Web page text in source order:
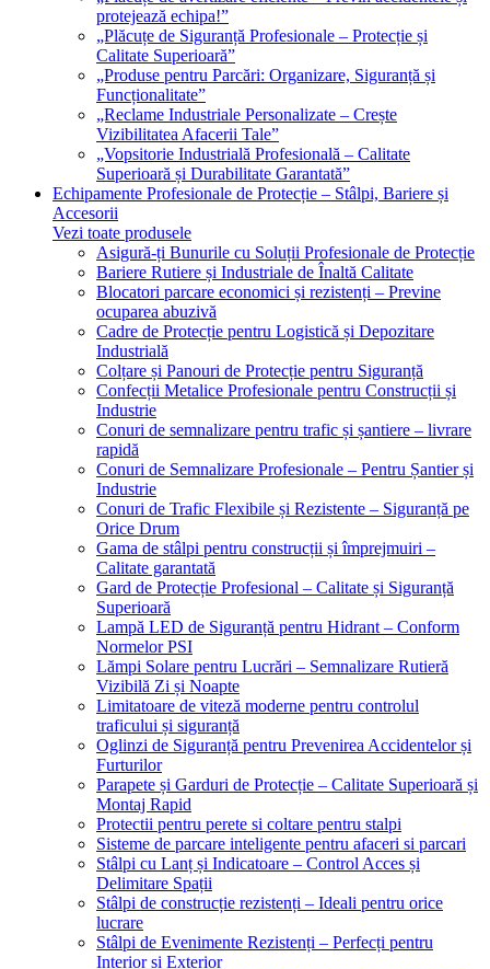
protejează echipa!”
„Plăcuțe de Siguranță Profesionale – Protecție și
Calitate Superioară”
„Produse pentru Parcări: Organizare, Siguranță și
Funcționalitate”
„Reclame Industriale Personalizate – Crește
Vizibilitatea Afacerii Tale”
„Vopsitorie Industrială Profesională – Calitate
Superioară și Durabilitate Garantată”
Echipamente Profesionale de Protecție – Stâlpi, Bariere și
Accesorii
Vezi toate produsele
Asigură-ți Bunurile cu Soluții Profesionale de Protecție
Bariere Rutiere și Industriale de Înaltă Calitate
Blocatori parcare economici și rezistenți – Previne
ocuparea abuzivă
Cadre de Protecție pentru Logistică și Depozitare
Industrială
Colțare și Panouri de Protecție pentru Siguranță
Confecții Metalice Profesionale pentru Construcții și
Industrie
Conuri de semnalizare pentru trafic și șantiere – livrare
rapidă
Conuri de Semnalizare Profesionale – Pentru Șantier și
Industrie
Conuri de Trafic Flexibile și Rezistente – Siguranță pe
Orice Drum
Gama de stâlpi pentru construcții și împrejmuiri –
Calitate garantată
Gard de Protecție Profesional – Calitate și Siguranță
Superioară
Lampă LED de Siguranță pentru Hidrant – Conform
Normelor PSI
Lămpi Solare pentru Lucrări – Semnalizare Rutieră
Vizibilă Zi și Noapte
Limitatoare de viteză moderne pentru controlul
traficului și siguranță
Oglinzi de Siguranță pentru Prevenirea Accidentelor și
Furturilor
Parapete și Garduri de Protecție – Calitate Superioară și
Montaj Rapid
Protectii pentru perete si coltare pentru stalpi
Sisteme de parcare inteligente pentru afaceri si parcari
Stâlpi cu Lanț și Indicatoare – Control Acces și
Delimitare Spații
Stâlpi de construcție rezistenți – Ideali pentru orice
lucrare
Stâlpi de Evenimente Rezistenți – Perfecți pentru
Interior și Exterior